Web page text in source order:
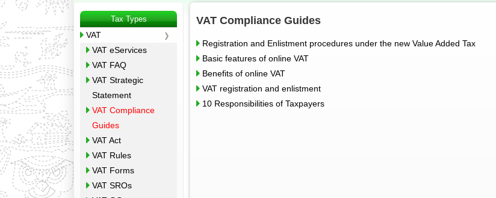
Tax Types
VAT
VAT eServices
VAT FAQ
VAT Strategic
Statement
VAT Compliance
Guides
VAT Act
VAT Rules
VAT Forms
VAT SROs
VAT Compliance Guides
Registration and Enlistment procedures under the new Value Added Tax
Basic features of online VAT
Benefits of online VAT
VAT registration and enlistment
10 Responsibilities of Taxpayers